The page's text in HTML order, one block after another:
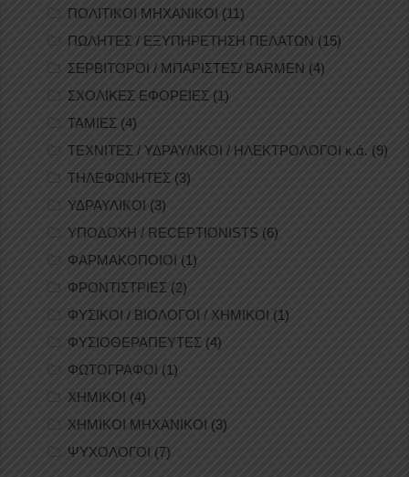
ΠΟΛΙΤΙΚΟΙ ΜΗΧΑΝΙΚΟΙ (11)
ΠΩΛΗΤΕΣ / ΕΞΥΠΗΡΕΤΗΣΗ ΠΕΛΑΤΩΝ (15)
ΣΕΡΒΙΤΟΡΟΙ / ΜΠΑΡΙΣΤΕΣ/ BARMEN (4)
ΣΧΟΛΙΚΕΣ ΕΦΟΡΕΙΕΣ (1)
ΤΑΜΙΕΣ (4)
ΤΕΧΝΙΤΕΣ / ΥΔΡΑΥΛΙΚΟΙ / ΗΛΕΚΤΡΟΛΟΓΟΙ κ.ά. (9)
ΤΗΛΕΦΩΝΗΤΕΣ (3)
ΥΔΡΑΥΛΙΚΟΙ (3)
ΥΠΟΔΟΧΗ / RECEPTIONISTS (6)
ΦΑΡΜΑΚΟΠΟΙΟΙ (1)
ΦΡΟΝΤΙΣΤΡΙΕΣ (2)
ΦΥΣΙΚΟΙ / ΒΙΟΛΟΓΟΙ / ΧΗΜΙΚΟΙ (1)
ΦΥΣΙΟΘΕΡΑΠΕΥΤΕΣ (4)
ΦΩΤΟΓΡΑΦΟΙ (1)
ΧΗΜΙΚΟΙ (4)
ΧΗΜΙΚΟΙ ΜΗΧΑΝΙΚΟΙ (3)
ΨΥΧΟΛΟΓΟΙ (7)